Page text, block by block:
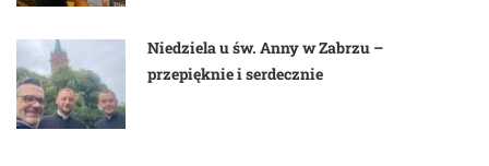
Niedziela u św. Anny w Zabrzu –
przepięknie i serdecznie